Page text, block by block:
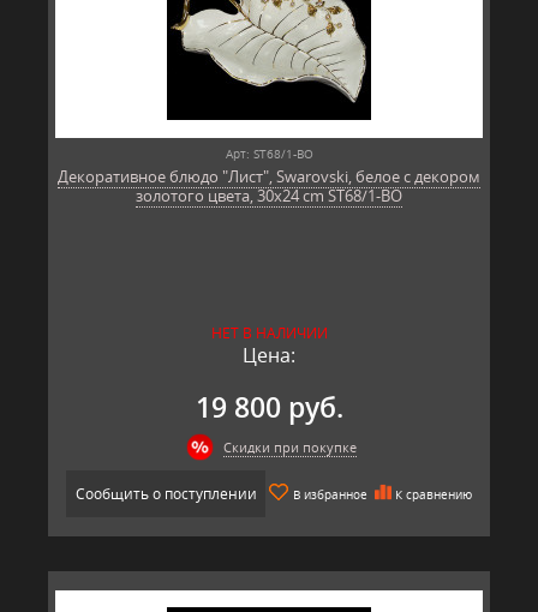
Арт: ST68/1-BO
Декоративное блюдо "Лист", Swarovski, белое с декором
золотого цвета, 30х24 cm ST68/1-BO
НЕТ В НАЛИЧИИ
Цена:
19 800 руб.
Скидки при покупке
Сообщить о поступлении В избранное К сравнению